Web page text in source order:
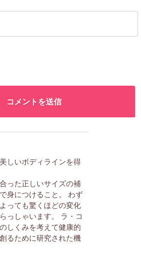
しいボディラインを得
った正しいサイズの補
身につけること。 わず
っても驚くほどの変化
っしゃいます。 ラ・コ
しくみを考えて健康的
るために研究された機